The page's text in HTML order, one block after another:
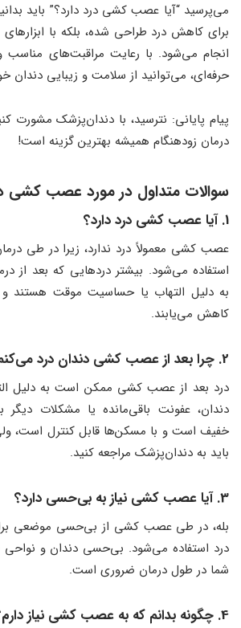
می‌پرسید “آیا عصب ‌کشی درد دارد؟” باید
برای کاهش درد طراحی شده، بلکه با ابزارهای
انجام می‌شود. با رعایت مراقبت‌های مناسب
حرفه‌ای، می‌توانید از سلامت و زیبایی دندان
پیام پایانی: نترسید، با دندان‌پزشک مشورت
درمان زودهنگام همیشه بهترین گزینه است!
سوالات متداول در مورد عصب ‌کشی
1. آیا عصب ‌کشی درد دارد؟
عصب ‌کشی معمولاً درد ندارد، زیرا در طی
استفاده می‌شود. بیشتر دردهایی که بعد از
به دلیل التهاب یا حساسیت موقت هستند و
کاهش می‌یابند.
2. چرا بعد از عصب ‌کشی دندان درد می‌کنم؟
درد بعد از عصب ‌کشی ممکن است به دلیل
دندان، عفونت باقی‌مانده یا مشکلات دیگر
خفیف است و با مسکن‌ها قابل کنترل است،
باید به دندان‌پزشک مراجعه کنید.
3. آیا عصب ‌کشی نیاز به بی‌حسی دارد؟
بله، در طی عصب ‌کشی از بی‌حسی موضعی
درد استفاده می‌شود. بی‌حسی دندان و نواحی
شما در طول درمان ضروری است.
4. چگونه بدانم که به عصب ‌کشی نیاز دارم؟